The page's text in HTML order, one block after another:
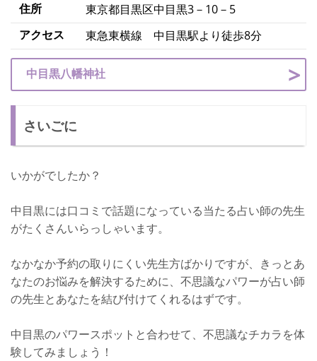
住所
東京都目黒区中目黒3－10－5
アクセス
東急東横線 中目黒駅より徒歩8分
中目黒八幡神社
さいごに
いかがでしたか？
中目黒には口コミで話題になっている当たる占い師の先生
がたくさんいらっしゃいます。
なかなか予約の取りにくい先生方ばかりですが、きっとあ
なたのお悩みを解決するために、不思議なパワーが占い師
の先生とあなたを結び付けてくれるはずです。
中目黒のパワースポットと合わせて、不思議なチカラを体
験してみましょう！